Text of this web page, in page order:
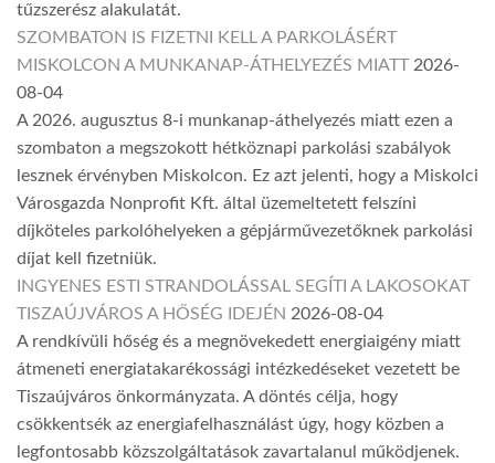
tűzszerész alakulatát.
SZOMBATON IS FIZETNI KELL A PARKOLÁSÉRT
MISKOLCON A MUNKANAP-ÁTHELYEZÉS MIATT 2026-
08-04
A 2026. augusztus 8-i munkanap-áthelyezés miatt ezen a
szombaton a megszokott hétköznapi parkolási szabályok
lesznek érvényben Miskolcon. Ez azt jelenti, hogy a Miskolci
Városgazda Nonprofit Kft. által üzemeltetett felszíni
díjköteles parkolóhelyeken a gépjárművezetőknek parkolási
díjat kell fizetniük.
INGYENES ESTI STRANDOLÁSSAL SEGÍTI A LAKOSOKAT
TISZAÚJVÁROS A HŐSÉG IDEJÉN 2026-08-04
A rendkívüli hőség és a megnövekedett energiaigény miatt
átmeneti energiatakarékossági intézkedéseket vezetett be
Tiszaújváros önkormányzata. A döntés célja, hogy
csökkentsék az energiafelhasználást úgy, hogy közben a
legfontosabb közszolgáltatások zavartalanul működjenek.